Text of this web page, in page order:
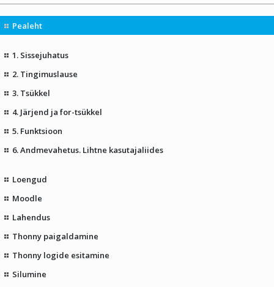
Pealeht
1. Sissejuhatus
2. Tingimuslause
3. Tsükkel
4. Järjend ja for-tsükkel
5. Funktsioon
6. Andmevahetus. Lihtne kasutajaliides
Loengud
Moodle
Lahendus
Thonny paigaldamine
Thonny logide esitamine
Silumine